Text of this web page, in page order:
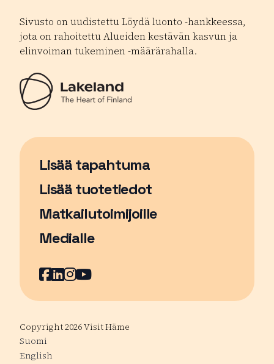
Sivusto on uudistettu Löydä luonto -hankkeessa,
jota on rahoitettu Alueiden kestävän kasvun ja
elinvoiman tukeminen -määrärahalla.
Lisää tapahtuma
Sivu avautuu uudessa ikkunassa
Lisää tuotetiedot
Matkailutoimijoille
Medialle
Facebook
Sivu avautuu uudessa ikkunassa
LinkedIn
Sivu avautuu uudessa ikkunassa
Instagram
Sivu avautuu uudessa
YouTube
Sivu avautuu uudessa
Copyright 2026 Visit Häme
Suomi
English